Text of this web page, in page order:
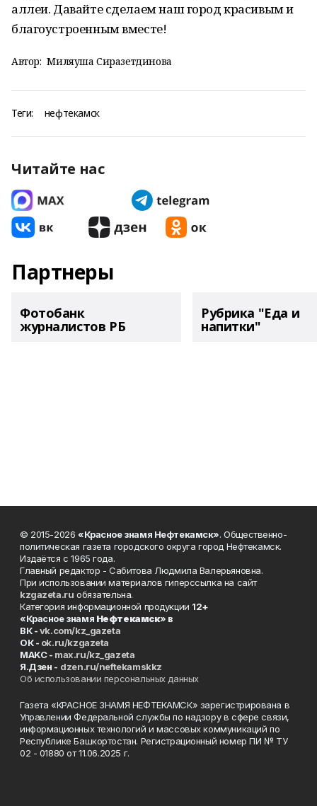
аллеи. Давайте сделаем наш город красивым и
благоустроенным вместе!
Автор: Миляуша Сиразетдинова
Теги: нефтекамск
Читайте нас
Партнеры
Фотобанк
журналистов РБ
Рубрика "Еда и
напитки"
© 2015-2026 «Красное знамя Нефтекамск». Общественно-
политическая газета городского округа город Нефтекамск.
Издаётся с 1965 года.
Главный редактор - Сабитова Людмила Валерьяновна.
При использовании материалов гиперссылка на сайт
kzgazeta.ru обязательна.
Категория информационной продукции 12+
«Красное знамя Нефтекамск» в
ВК -vk.com/kz_gazeta
ОК - ok.ru/kzgazeta
MAKC - max.ru/kz_gazeta
Я.Дзен - dzen.ru/neftekamskkz
Об использовании персональных данных
Газета «КРАСНОЕ ЗНАМЯ НЕФТЕКАМСК» зарегистрирована в
Управлении Федеральной службы по надзору в сфере связи,
информационных технологий и массовых коммуникаций по
Республике Башкортостан. Регистрационный номер ПИ № ТУ
02 - 01880 от 11.06.2025 г.